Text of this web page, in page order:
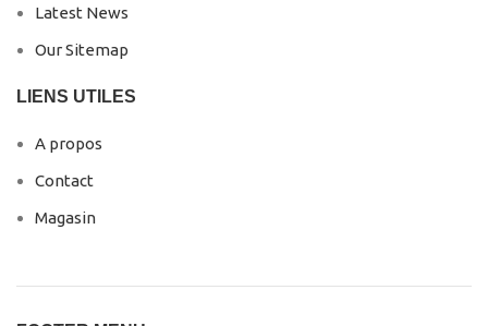
Latest News
Our Sitemap
LIENS UTILES
A propos
Contact
Magasin